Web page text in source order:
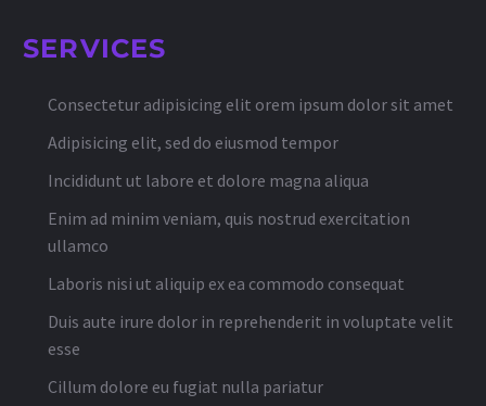
SERVICES
Consectetur adipisicing elit orem ipsum dolor sit amet
Adipisicing elit, sed do eiusmod tempor
Incididunt ut labore et dolore magna aliqua
Enim ad minim veniam, quis nostrud exercitation
ullamco
Laboris nisi ut aliquip ex ea commodo consequat
Duis aute irure dolor in reprehenderit in voluptate velit
esse
Cillum dolore eu fugiat nulla pariatur